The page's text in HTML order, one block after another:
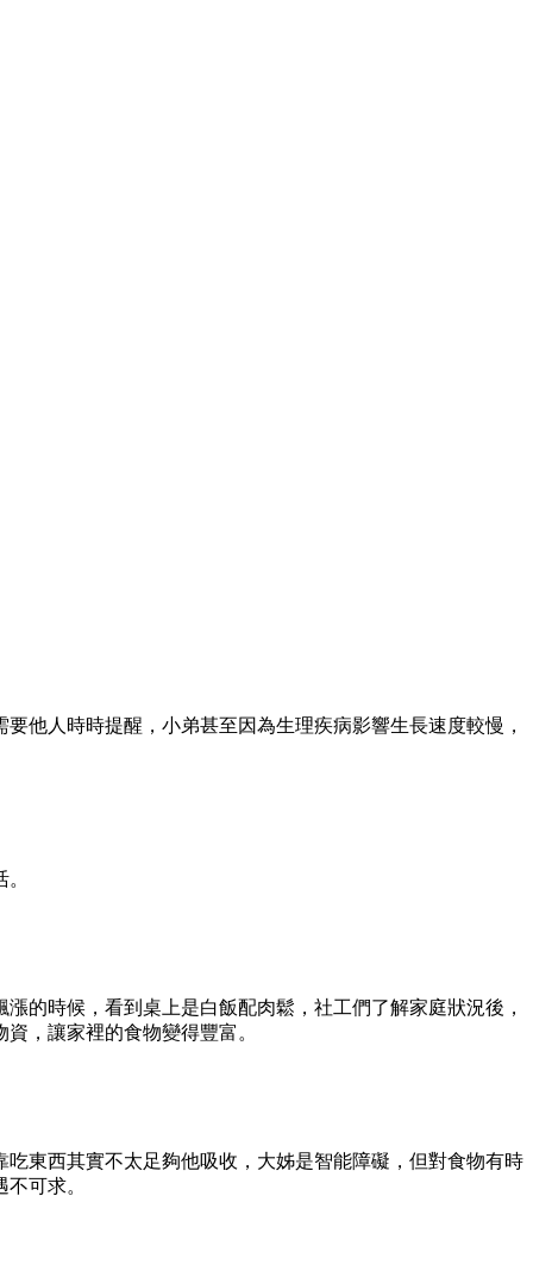
他人時時提醒，小弟甚至因為生理疾病影響生長速度較慢，
的時候，看到桌上是白飯配肉鬆，社工們了解家庭狀況後，
，讓家裡的食物變得豐富。
東西其實不太足夠他吸收，大姊是智能障礙，但對食物有時
可求。